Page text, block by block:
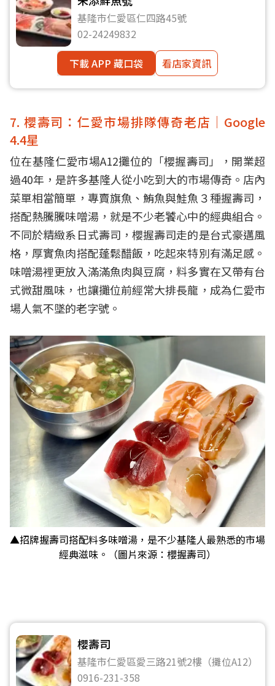
基隆市仁愛區仁四路45號
02-24249832
下載 APP 藏口袋
看店家資訊
7. 櫻壽司：仁愛市場排隊傳奇老店｜Google
4.4星
位在基隆仁愛市場A12攤位的「櫻握壽司」，開業超
過40年，是許多基隆人從小吃到大的市場傳奇。店內
菜單相當簡單，專賣旗魚、鮪魚與鮭魚３種握壽司，
搭配熱騰騰味噌湯，就是不少老饕心中的經典組合。
不同於精緻系日式壽司，櫻握壽司走的是台式豪邁風
格，厚實魚肉搭配蓬鬆醋飯，吃起來特別有滿足感。
味噌湯裡更放入滿滿魚肉與豆腐，料多實在又帶有台
式微甜風味，也讓攤位前經常大排長龍，成為仁愛市
場人氣不墜的老字號。
▲招牌握壽司搭配料多味噌湯，是不少基隆人最熟悉的市場
經典滋味。（圖片來源：櫻握壽司）
櫻壽司
基隆市仁愛區愛三路21號2樓（攤位A12）
0916-231-358